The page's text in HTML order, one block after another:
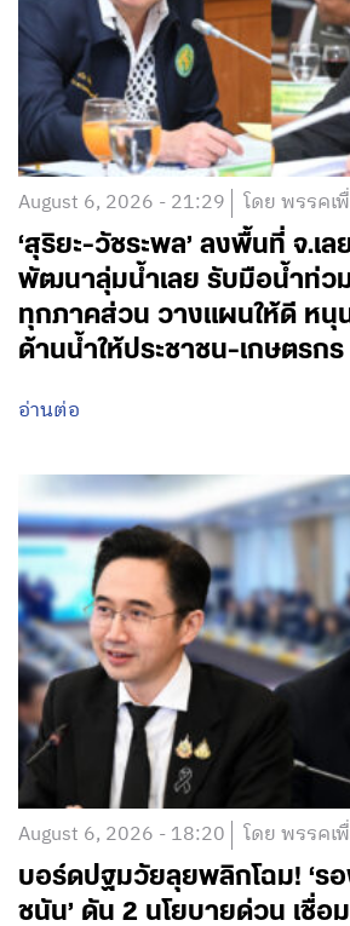
August 6, 2026 - 21:29 โดย พรรคเ
‘สุริยะ-วัชระพล’ ลงพื้นที่ จ.เล
พัฒนาลุ่มน้ำเลย รับมือน้ำท่ว
ทุกภาคส่วน วางแผนให้ดี หนุ
ด้านน้ำให้ประชาชน-เกษตรกร
อ่านต่อ
August 6, 2026 - 18:20 โดย พรรคเ
บอร์ดปฐมวัยลุยพลิกโฉม! ‘ร
ชนัน’ ดัน 2 นโยบายด่วน เชื่อ